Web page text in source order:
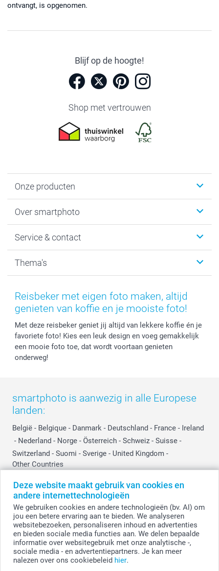
Deze website maakt gebruik van cookies en
andere internettechnologieën
We gebruiken cookies en andere technologieën (bv. AI) om
jou een betere ervaring aan te bieden. We analyseren
websitebezoeken, personaliseren inhoud en advertenties
en bieden sociale media functies aan. We delen bepaalde
informatie over websitegebruik met onze analytische -,
sociale media - en advertentiepartners. Je kan meer
nalezen over ons cookiebeleid hier.
ontvangt, is opgenomen.
Blijf op de hoogte!
Shop met vertrouwen
Onze producten
Fotoboeken
Fotocadeaus
Kaarten
Over smartphoto
Vacatures
Bestelproces
Herroepingsrecht
Privacy
Reviews
Investor Relations
Service & contact
Tevredenheidsgarantie
Mijn orderstatus
smartbonus
service@smartphoto.nl
Affiliate partnerprogramma
Partnerships
Thema's
Baby
Moederdag
Huwelijk
Reisbeker met eigen foto maken, altijd
genieten van koffie en je mooiste foto!
Met deze reisbeker geniet jij altijd van lekkere koffie én je
favoriete foto! Kies een leuk design en voeg gemakkelijk
een mooie foto toe, dat wordt voortaan genieten
onderweg!
smartphoto is aanwezig in alle Europese
landen:
België - Belgique - Danmark - Deutschland - France - Ireland
- Nederland - Norge - Österreich - Schweiz - Suisse -
Switzerland - Suomi - Sverige - United Kingdom -
Other Countries
© smartphoto group. Alle rechten voorbehouden.Disclaimer
Alle prijzen zijn in EURO (€) inclusief BTW en exclusief verzendkosten.